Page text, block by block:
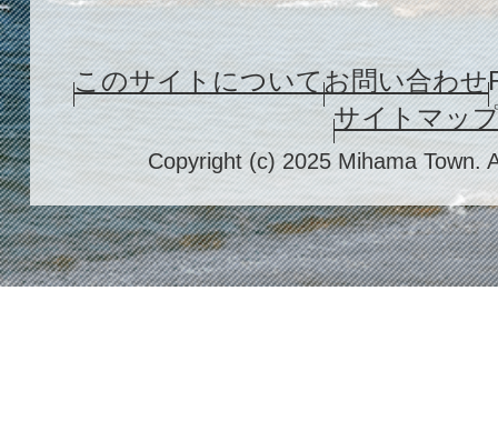
このサイトについてお問い合わせ
サイトマッ
Copyright (c) 2025 Mihama Town.